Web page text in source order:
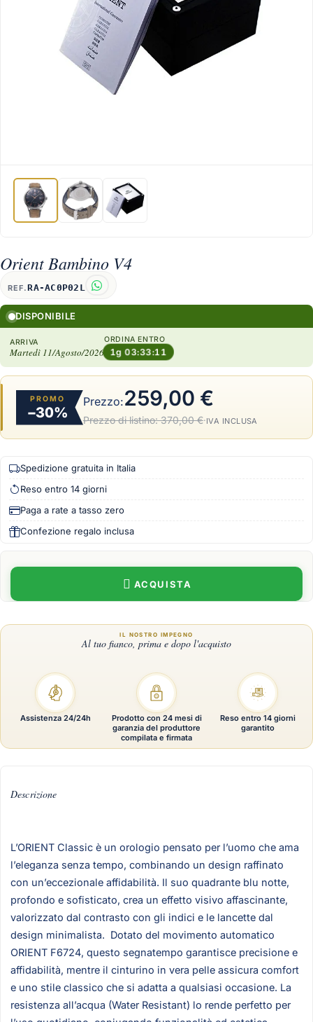
Orient Bambino V4
REF.RA-AC0P02L
DISPONIBILE
ARRIVA
Martedì 11/Agosto/2026
ORDINA ENTRO
1g 03:33:10
PROMO
−30%
Prezzo:259,00 €
Prezzo di listino:370,00 €·IVA INCLUSA
Spedizione gratuita in Italia
Reso entro 14 giorni
Paga a rate a tasso zero
Confezione regalo inclusa
ACQUISTA
Descrizione
L’ORIENT Classic è un orologio pensato per l’uomo che ama
l’eleganza senza tempo, combinando un design raffinato
con un’eccezionale affidabilità. Il suo quadrante blu notte,
profondo e sofisticato, crea un effetto visivo affascinante,
valorizzato dal contrasto con gli indici e le lancette dal
design minimalista. Dotato del movimento automatico
ORIENT F6724, questo segnatempo garantisce precisione e
affidabilità, mentre il cinturino in vera pelle assicura comfort
e uno stile classico che si adatta a qualsiasi occasione. La
resistenza all’acqua (Water Resistant) lo rende perfetto per
Assistenza 24/24h
Prodotto con 24 mesi di
garanzia del produttore
compilata e firmata
Reso entro 14 giorni
garantito